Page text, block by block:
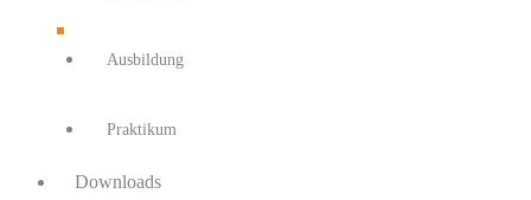
Ausbildung
Praktikum
Downloads